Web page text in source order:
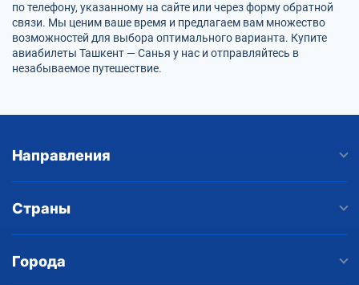
по телефону, указанному на сайте или через форму обратной
связи. Мы ценим ваше время и предлагаем вам множество
возможностей для выбора оптимального варианта. Купите
авиабилеты Ташкент — Санья у нас и отправляйтесь в
незабываемое путешествие.
Направления
Страны
Города